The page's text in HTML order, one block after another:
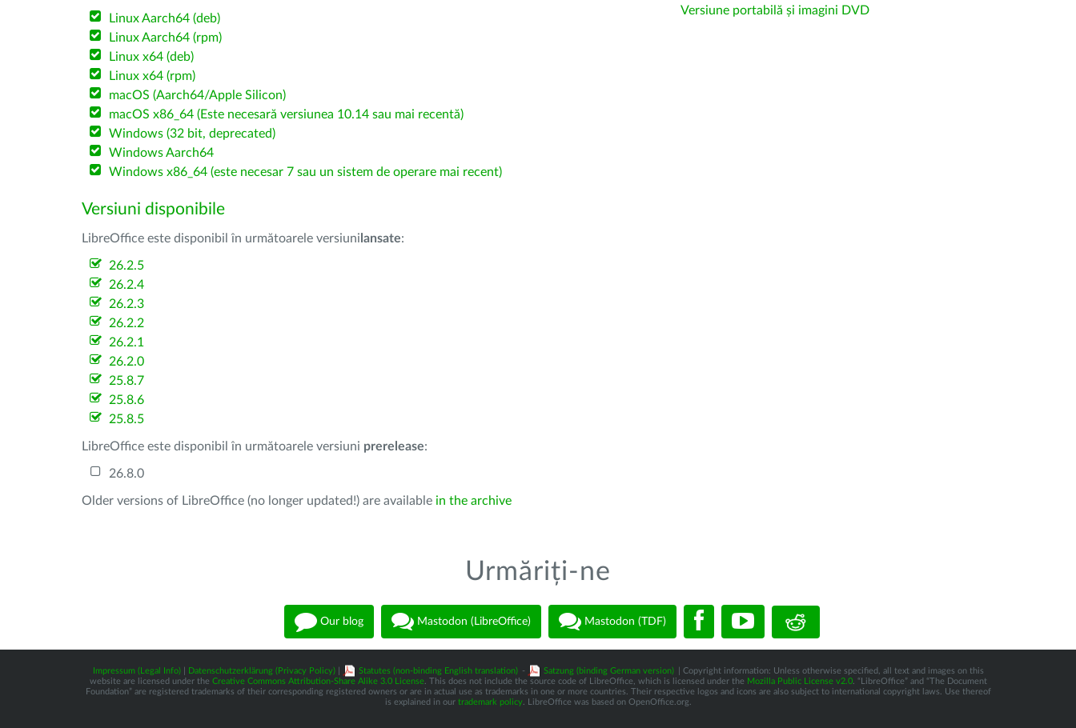
Linux Aarch64 (deb)
Linux Aarch64 (rpm)
Linux x64 (deb)
Linux x64 (rpm)
macOS (Aarch64/Apple Silicon)
macOS x86_64 (Este necesară versiunea 10.14 sau mai recentă)
Windows (32 bit, deprecated)
Windows Aarch64
Windows x86_64 (este necesar 7 sau un sistem de operare mai recent)
Versiuni disponibile
LibreOffice este disponibil în următoarele versiuni lansate:
26.2.5
26.2.4
26.2.3
26.2.2
26.2.1
26.2.0
25.8.7
25.8.6
25.8.5
LibreOffice este disponibil în următoarele versiuni prerelease:
26.8.0
Older versions of LibreOffice (no longer updated!) are available in the archive
Versiune portabilă și imagini DVD
Urmăriți-ne
Our blog Mastodon (LibreOffice) Mastodon (TDF)
Impressum (Legal Info)| Datenschutzerklärung (Privacy Policy)| Statutes (non-binding English translation) - Satzung (binding German version)
| Copyright information: Unless otherwise specified, all text and images on this
website are licensed under the Creative Commons Attribution-Share Alike 3.0 License. This does not include the source code of LibreOffice, which is licensed under the Mozilla Public License v2.0. “LibreOffice” and “The Document
Foundation” are registered trademarks of their corresponding registered owners or are in actual use as trademarks in one or more countries. Their respective logos and icons are also subject to international copyright laws. Use thereof
is explained in our trademark policy. LibreOffice was based on OpenOffice.org.